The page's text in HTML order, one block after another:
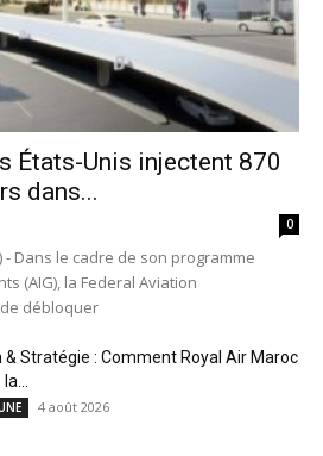
États-Unis injectent 870
dans...
0
- Dans le cadre de son programme
(AIG), la Federal Aviation
débloquer
& Stratégie : Comment Royal Air Maroc
4 août 2026